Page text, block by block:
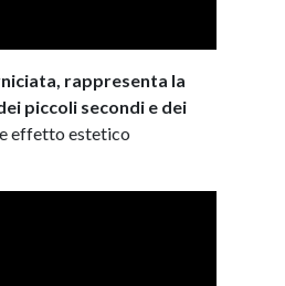
rappresenta la
piccoli secondi e dei
effetto estetico